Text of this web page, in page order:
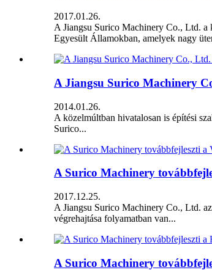
2017.01.26.
A Jiangsu Surico Machinery Co., Ltd. a
Egyesült Államokban, amelyek nagy
A Jiangsu Surico Machinery
2014.01.26.
A közelmúltban hivatalosan is építési
Surico...
A Surico Machinery
2017.12.25.
A Jiangsu Surico Machinery Co., Ltd.
végrehajtása folyamatban van...
A Surico Machinery